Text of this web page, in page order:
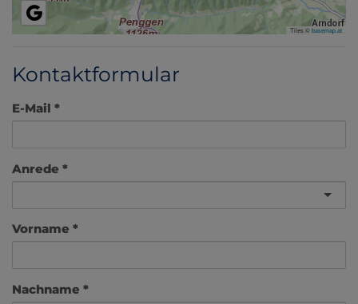
Tiles ©basemap.at
Kontaktformular
E-Mail
Anrede
Vorname
Nachname